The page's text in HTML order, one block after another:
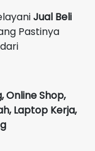
Jual Beli
Pastinya
Online Shop,
Laptop Kerja,